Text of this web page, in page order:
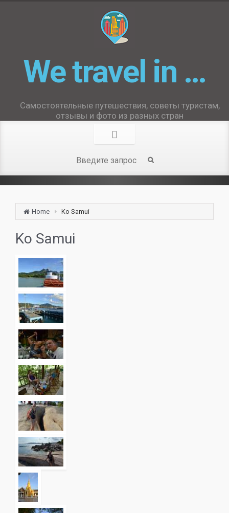
We travel in …
Самостоятельные путешествия, советы туристам,
отзывы и фото из разных стран
Home Ko Samui
Ko Samui